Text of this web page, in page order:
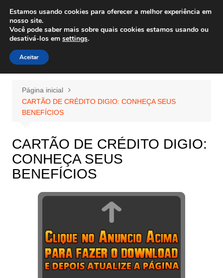
para
conteúdo
Wiley Wales
corais algas e vida marinha
Página inicial
CARTÃO DE CRÉDITO DIGIO: CONHEÇA SEUS
BENEFÍCIOS
CARTÃO DE CRÉDITO DIGIO:
CONHEÇA SEUS
BENEFÍCIOS
Estamos usando cookies para oferecer a melhor experiência em
nosso site.
Você pode saber mais sobre quais cookies estamos usando ou
desativá-los em settings.
Aceitar